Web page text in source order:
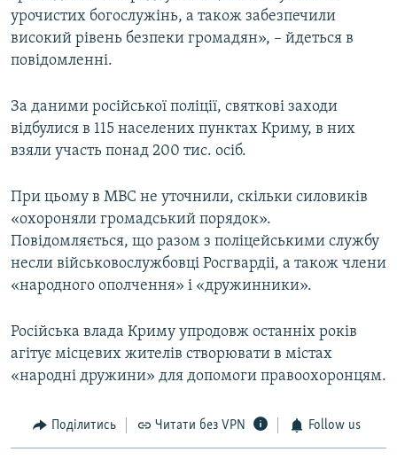
урочистих богослужінь, а також забезпечили
високий рівень безпеки громадян», – йдеться в
повідомленні.
За даними російської поліції, святкові заходи
відбулися в 115 населених пунктах Криму, в них
взяли участь понад 200 тис. осіб.
При цьому в МВС не уточнили, скільки силовиків
«охороняли громадський порядок».
Повідомляється, що разом з поліцейськими службу
несли військовослужбовці Росгвардіі, а також члени
«народного ополчення» і «дружинники».
Російська влада Криму упродовж останніх років
агітує місцевих жителів створювати в містах
«народні дружини» для допомоги правоохоронцям.
Поділитись Читати без VPN Follow us